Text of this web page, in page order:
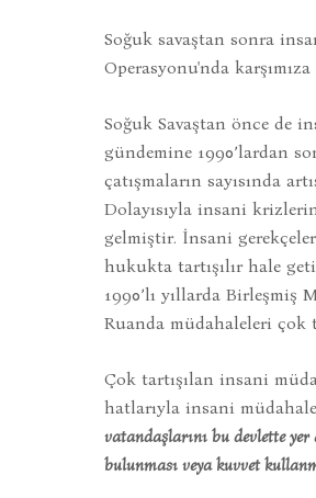
Soğuk savaştan sonra
Operasyonu'nda karşımıza
Soğuk Savaştan önce de
gündemine 1990’lardan
çatışmaların sayısında
Dolayısıyla insani
gelmiştir. İnsani
hukukta tartışılır hale
1990’lı yıllarda Birleşmiş
Ruanda müdahaleleri çok
Çok tartışılan insani
hatlarıyla insani
vatandaşlarını bu devlette
bulunması veya kuvvet